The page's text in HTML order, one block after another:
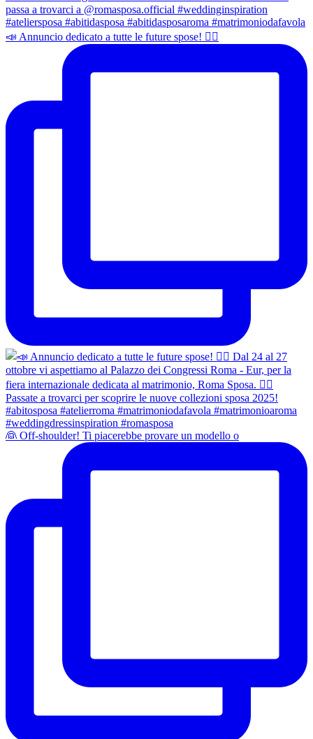
📣 Annuncio dedicato a tutte le future spose! 👉🏻
👰 Off-shoulder! Ti piacerebbe provare un modello o